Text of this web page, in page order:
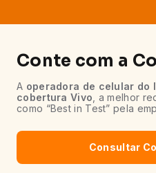
Conte com a
A operadora de celular do
cobertura Vivo , a melhor
como “Best in Test” pela
Consultar